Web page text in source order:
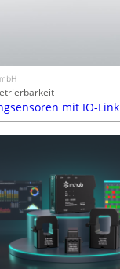
mit IO-Link